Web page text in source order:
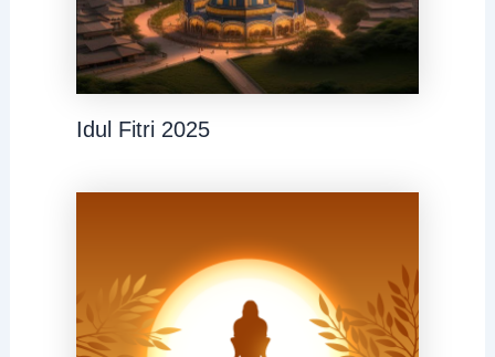
Idul Fitri 2025